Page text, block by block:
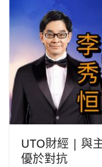
UTO財經 | 與
優於對抗